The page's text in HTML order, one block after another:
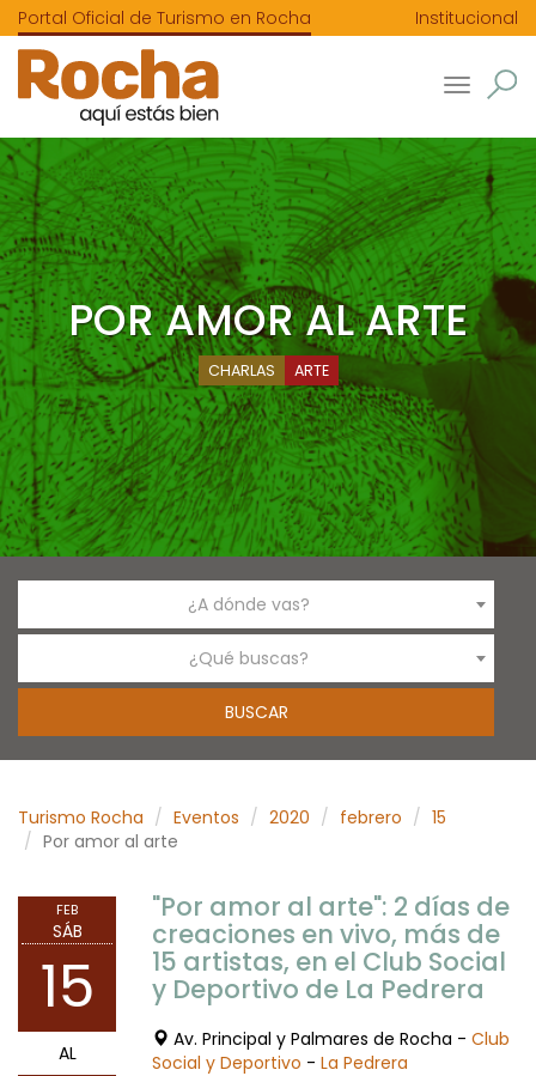
Portal Oficial de Turismo en Rocha Institucional
Toggle
POR AMOR AL ARTE
CHARLAS ARTE
¿A dónde vas?
¿Qué buscas?
Turismo Rocha Eventos 2020 febrero
15
Por amor al arte
FEB
SÁB
15
AL
"Por amor al arte": 2 días de
creaciones en vivo, más de
15 artistas, en el Club Social
y Deportivo de La Pedrera
Av. Principal y Palmares de Rocha - Club
Social y Deportivo - La Pedrera